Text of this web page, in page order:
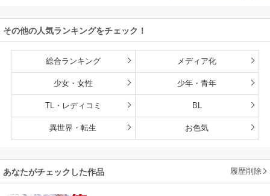
雄たちの母乳で成
その他の人気ランキングをチェック！
総合ランキング メディア化
少女・女性 少年・青年
TL・レディコミ BL
異世界・転生 お色気
あなたがチェックした作品 履歴削除